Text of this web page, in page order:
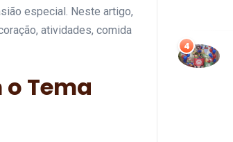
especial. Neste artigo,
atividades, comida
Tema
4